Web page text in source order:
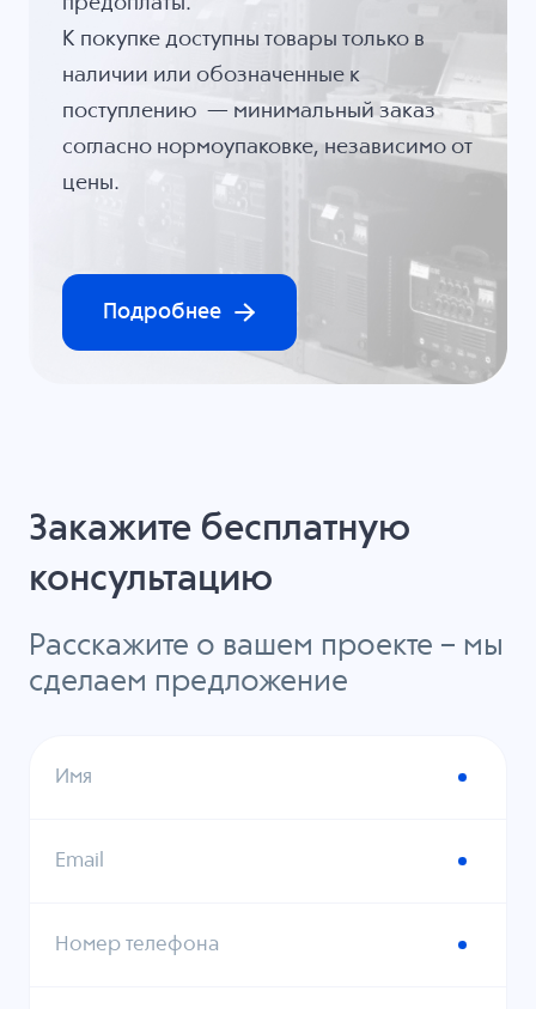
К покупке доступны товары только в
наличии или обозначенные к
поступлению — минимальный заказ
согласно нормоупаковке, независимо от
цены.
Подробнее
Закажите бесплатную
консультацию
Расскажите о вашем проекте – мы
сделаем предложение
Имя
Email
Номер телефона